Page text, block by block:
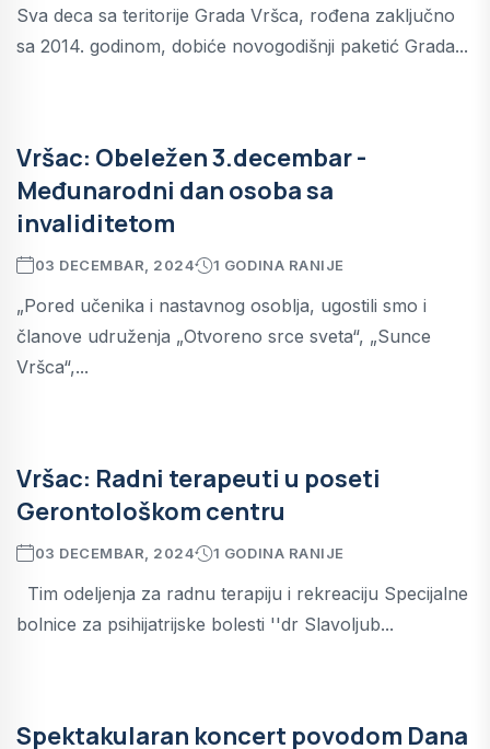
Sva deca sa teritorije Grada Vršca, rođena zaključno
sa 2014. godinom, dobiće novogodišnji paketić Grada...
Vršac: Obeležen 3.decembar -
Međunarodni dan osoba sa
invaliditetom
03 DECEMBAR, 2024 1 GODINA RANIJE
„Pored učenika i nastavnog osoblja, ugostili smo i
članove udruženja „Otvoreno srce sveta“, „Sunce
Vršca“,...
Vršac: Radni terapeuti u poseti
Gerontološkom centru
03 DECEMBAR, 2024 1 GODINA RANIJE
Tim odeljenja za radnu terapiju i rekreaciju Specijalne
bolnice za psihijatrijske bolesti ''dr Slavoljub...
Spektakularan koncert povodom Dana